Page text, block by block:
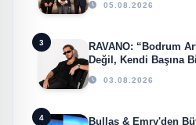
05.08.2026
3
RAVANO: “Bodrum
Değil, Kendi Başına
03.08.2026
4
Bullas & Emry'den